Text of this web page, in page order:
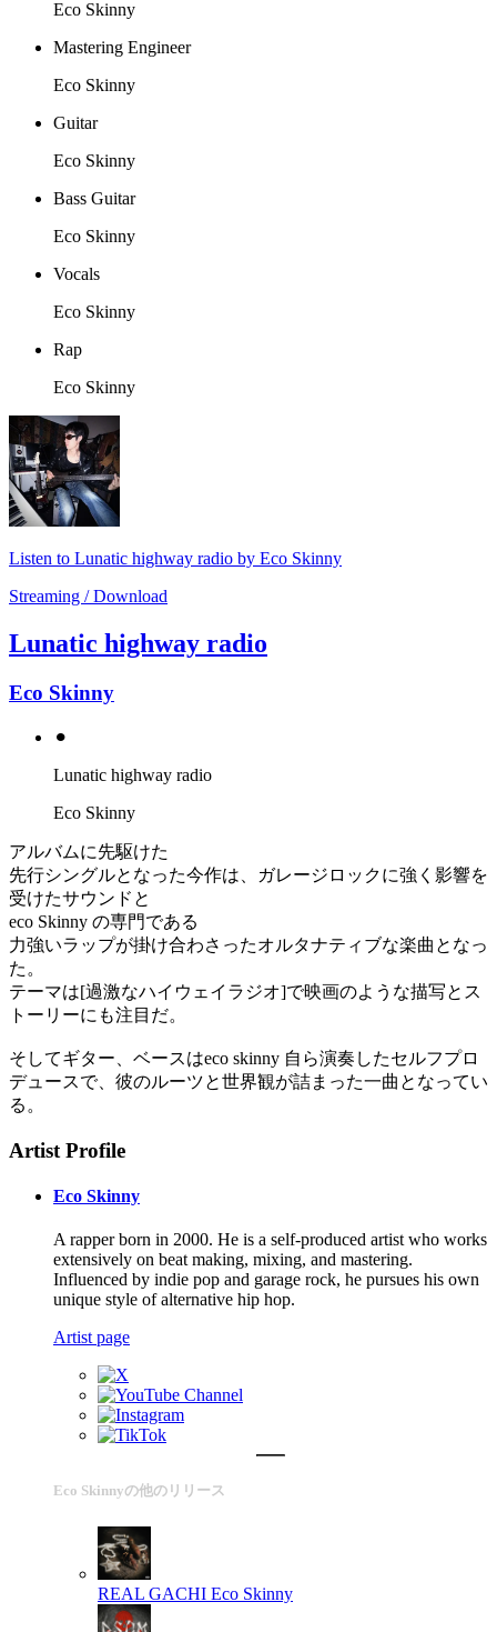
Eco Skinny
Mastering Engineer
Eco Skinny
Guitar
Eco Skinny
Bass Guitar
Eco Skinny
Vocals
Eco Skinny
Rap
Eco Skinny
Listen to Lunatic highway radio by Eco Skinny
Streaming / Download
Lunatic highway radio
Eco Skinny
⚫︎
Lunatic highway radio
Eco Skinny
アルバムに先駆けた
先行シングルとなった今作は、ガレージロックに強く影響を
受けたサウンドと
eco Skinny の専門である
力強いラップが掛け合わさったオルタナティブな楽曲となっ
た。
テーマは[過激なハイウェイラジオ]で映画のような描写とス
トーリーにも注目だ。
そしてギター、ベースはeco skinny 自ら演奏したセルフプロ
デュースで、彼のルーツと世界観が詰まった一曲となってい
る。
Artist Profile
Eco Skinny
A rapper born in 2000. He is a self-produced artist who works
extensively on beat making, mixing, and mastering.
Influenced by indie pop and garage rock, he pursues his own
unique style of alternative hip hop.
Artist page
Eco Skinnyの他のリリース
REAL GACHI Eco Skinny